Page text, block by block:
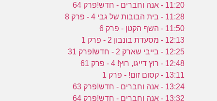
11:20 - אנה וחברים - חדש!פרק 64
11:28 - בית הבובות של גבי 4 - פרק 8
11:50 - השף הקטן - פרק 6
12:13 - מסעדת בונבון 2 - פרק 1
12:25 - בייבי שארק 2 - חדש!פרק 31
12:48 - רוץ דייגו, רוץ! 4 - פרק 61
13:11 - קסום זום! - פרק 1
13:24 - אנה וחברים - חדש!פרק 63
13:32 - אנה וחברים - חדש!פרק 64